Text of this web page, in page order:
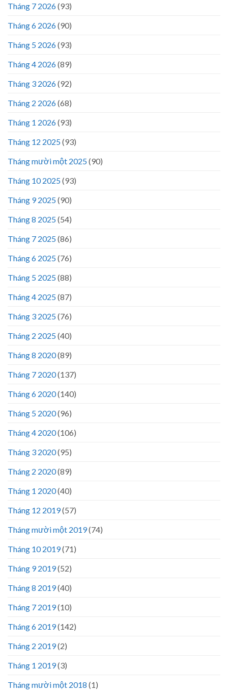
Tháng 7 2026(93)
Tháng 6 2026(90)
Tháng 5 2026(93)
Tháng 4 2026(89)
Tháng 3 2026(92)
Tháng 2 2026(68)
Tháng 1 2026(93)
Tháng 12 2025(93)
Tháng mười một 2025(90)
Tháng 10 2025(93)
Tháng 9 2025(90)
Tháng 8 2025(54)
Tháng 7 2025(86)
Tháng 6 2025(76)
Tháng 5 2025(88)
Tháng 4 2025(87)
Tháng 3 2025(76)
Tháng 2 2025(40)
Tháng 8 2020(89)
Tháng 7 2020(137)
Tháng 6 2020(140)
Tháng 5 2020(96)
Tháng 4 2020(106)
Tháng 3 2020(95)
Tháng 2 2020(89)
Tháng 1 2020(40)
Tháng 12 2019(57)
Tháng mười một 2019(74)
Tháng 10 2019(71)
Tháng 9 2019(52)
Tháng 8 2019(40)
Tháng 7 2019(10)
Tháng 6 2019(142)
Tháng 2 2019(2)
Tháng 1 2019(3)
Tháng mười một 2018 (1)